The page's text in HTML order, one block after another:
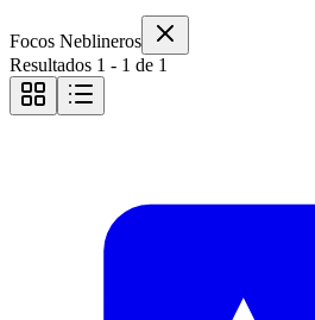
Focos Neblineros
Resultados 1 - 1 de 1